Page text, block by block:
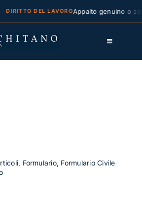
DIRITTO DEL LAVOROAppalto genuino o
Toggle
Formulario, Formulario Civile